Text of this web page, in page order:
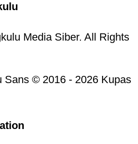
Media Siber. All Rights
Sans © 2016 - 2026 Kupas